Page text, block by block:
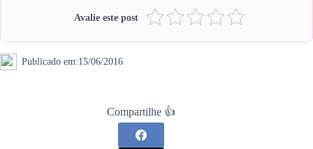
Avalie este post
Publicado em:15/06/2016
Compartilhe 👍